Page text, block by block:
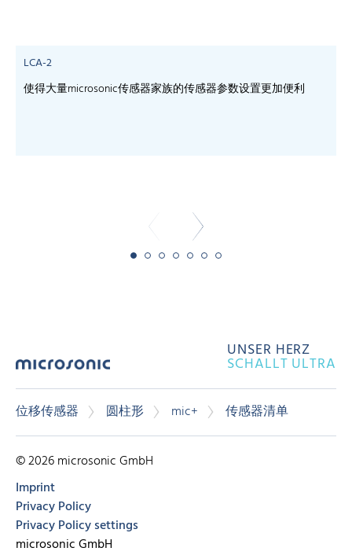
LCA-2
使得大量microsonic传感器家族的传感器参数设置更加便利
UNSER HERZ
SCHALLT ULTRA
位移传感器 圆柱形 mic+ 传感器清单
© 2026 microsonic GmbH
Imprint
Privacy Policy
Privacy Policy settings
microsonic GmbH